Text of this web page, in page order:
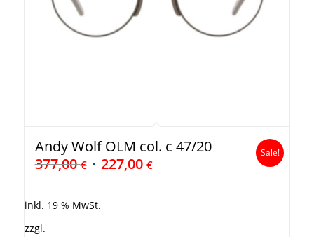
Andy Wolf OLM col. c 47/20
377,00€ 227,00 €
Sale!
inkl. 19 % MwSt.
zzgl.